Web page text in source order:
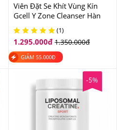
Viên Đặt Se Khít Vùng Kín
Gcell Y Zone Cleanser Hàn
Quốc
(1)
1.295.000đ 1.350.000đ
GIẢM 55.000Đ
-5%